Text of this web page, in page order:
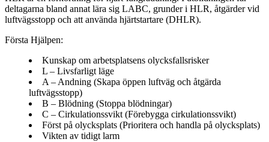
deltagarna bland annat lära sig LABC, grunder i HLR, åtgärder vid
luftvägsstopp och att använda hjärtstartare (DHLR).
Första Hjälpen:
Kunskap om arbetsplatsens olycksfallsrisker
L – Livsfarligt läge
A – Andning (Skapa öppen luftväg och åtgärda
luftvägsstopp)
B – Blödning (Stoppa blödningar)
C – Cirkulationssvikt (Förebygga cirkulationssvikt)
Först på olycksplats (Prioritera och handla på olycksplats)
Vikten av tidigt larm